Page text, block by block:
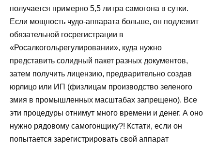
получается примерно 5,5 литра самогона в сутки.
Если мощность чудо-аппарата больше, он подлежит
обязательной госрегистрации в
«Росалкогольрегулировании», куда нужно
представить солидный пакет разных документов,
затем получить лицензию, предварительно создав
юрлицо или ИП (физлицам производство зеленого
змия в промышленных масштабах запрещено). Все
эти процедуры отнимут много времени и денег. А оно
нужно рядовому самогонщику?! Кстати, если он
попытается зарегистрировать свой аппарат